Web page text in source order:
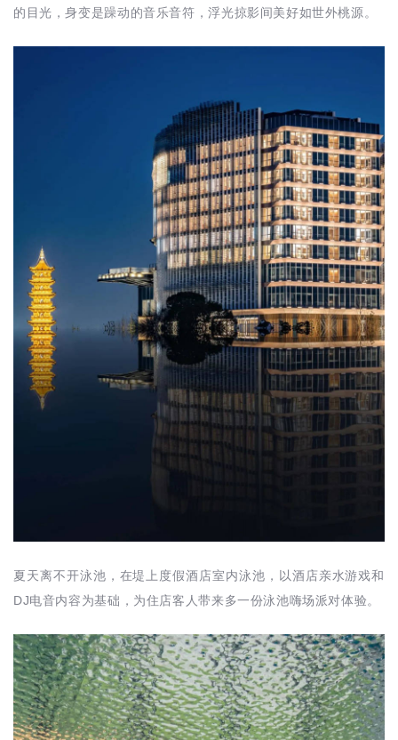
的目光，身变是躁动的音乐音符，浮光掠影间美好如世外桃源。
夏天离不开泳池，在堤上度假酒店室内泳池，以酒店亲水游戏和
DJ电音内容为基础，为住店客人带来多一份泳池嗨场派对体验。